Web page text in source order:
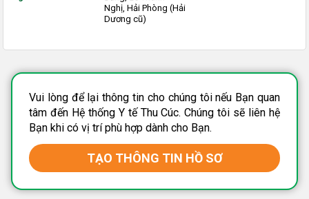
Nghị, Hải Phòng (Hải
Dương cũ)
Vui lòng để lại thông tin cho chúng tôi nếu Bạn quan
tâm đến Hệ thống Y tế Thu Cúc. Chúng tôi sẽ liên hệ
Bạn khi có vị trí phù hợp dành cho Bạn.
TẠO THÔNG TIN HỒ SƠ